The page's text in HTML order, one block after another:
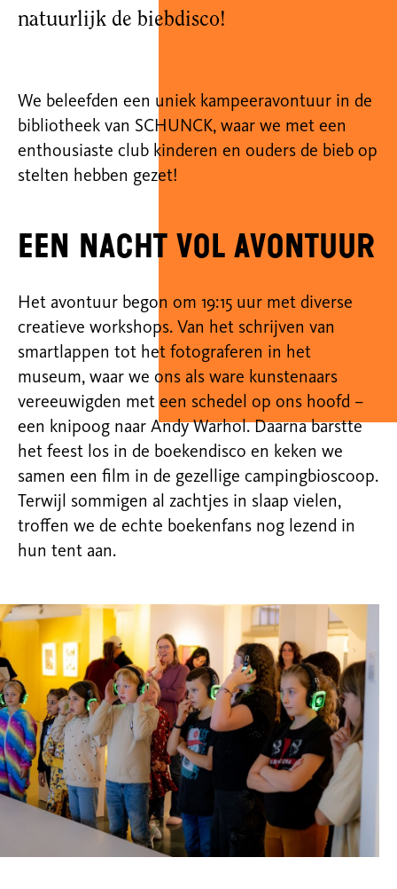
natuurlijk de biebdisco!
We beleefden een uniek kampeeravontuur in de
bibliotheek van SCHUNCK, waar we met een
enthousiaste club kinderen en ouders de bieb op
stelten hebben gezet!
Een nacht vol avontuur
Het avontuur begon om 19:15 uur met diverse
creatieve workshops. Van het schrijven van
smartlappen tot het fotograferen in het
museum, waar we ons als ware kunstenaars
vereeuwigden met een schedel op ons hoofd –
een knipoog naar Andy Warhol. Daarna barstte
het feest los in de boekendisco en keken we
samen een film in de gezellige campingbioscoop.
Terwijl sommigen al zachtjes in slaap vielen,
troffen we de echte boekenfans nog lezend in
hun tent aan.